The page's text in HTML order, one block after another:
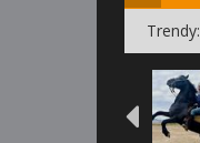
Trendy: